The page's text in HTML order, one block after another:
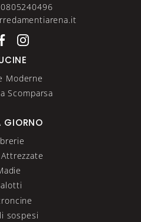
Moderne
Scomparsa
GIORNO
sospesi